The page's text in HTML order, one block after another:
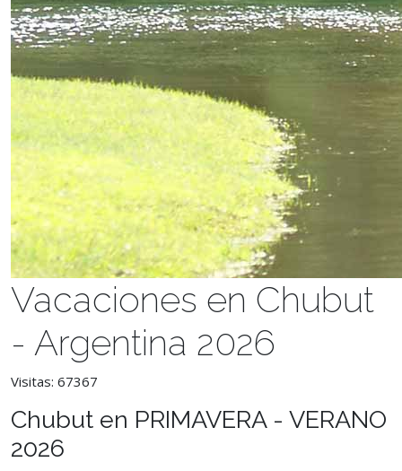
Vacaciones en Chubut
- Argentina 2026
Visitas: 67367
Chubut en PRIMAVERA - VERANO
2026